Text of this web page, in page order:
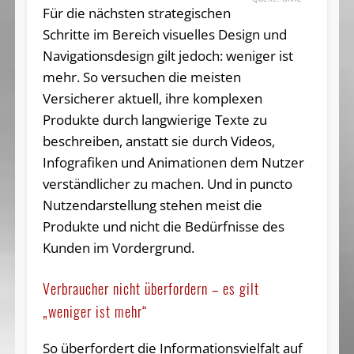
Für die nächsten strategischen
Schritte im Bereich visuelles Design und
Navigationsdesign gilt jedoch: weniger ist
mehr. So versuchen die meisten
Versicherer aktuell, ihre komplexen
Produkte durch langwierige Texte zu
beschreiben, anstatt sie durch Videos,
Infografiken und Animationen dem Nutzer
verständlicher zu machen. Und in puncto
Nutzendarstellung stehen meist die
Produkte und nicht die Bedürfnisse des
Kunden im Vordergrund.
Verbraucher nicht überfordern – es gilt
„weniger ist mehr“
So überfordert die Informationsvielfalt auf